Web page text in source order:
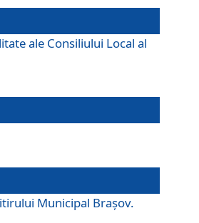
ale Consiliului Local al
Municipal Braşov.